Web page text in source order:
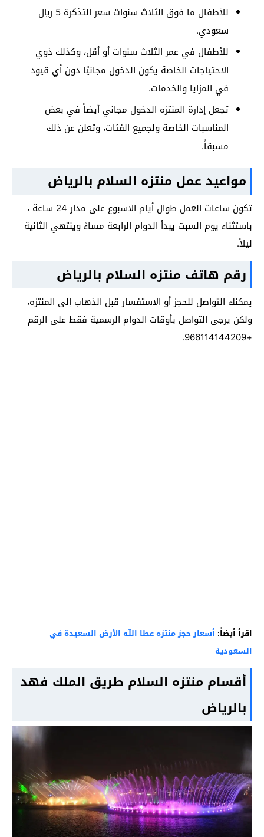
للأطفال ما فوق الثلاث سنوات سعر التذكرة 5 ريال
سعودي.
للأطفال في عمر الثلاث سنوات أو أقل، وكذلك ذوي
الاحتياجات الخاصة يكون الدخول مجانيًا دون أي قيود
في المزايا والخدمات.
تجعل إدارة المنتزه الدخول مجاني أيضاً في بعض
المناسبات الخاصة ولجميع الفئات، وتعلن عن ذلك
مسبقاً.
مواعيد عمل منتزه السلام بالرياض
تكون ساعات العمل طوال أيام الاسبوع على مدار 24 ساعة ،
باستثناء يوم السبت يبدأ الدوام الرابعة مساءً وينتهي الثانية
ليلاً.
رقم هاتف منتزه السلام بالرياض
يمكنك التواصل للحجز أو الاستفسار قبل الذهاب إلى المنتزه،
ولكن يرجى التواصل بأوقات الدوام الرسمية فقط على الرقم
+966114144209.
اقرأ أيضاً: أسعار حجز منتزه عطا اللّه الأرض السعيدة في
السعودية
أقسام منتزه السلام طريق الملك فهد
بالرياض